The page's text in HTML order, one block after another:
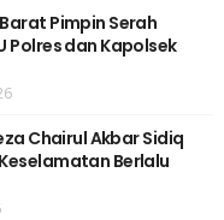
Pimpin Serah
Polres dan Kapolsek
Chairul Akbar Sidiq
Berlalu